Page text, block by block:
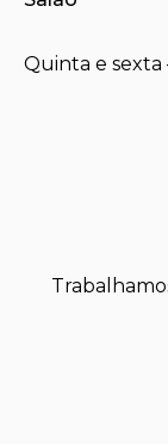
Quinta e sexta